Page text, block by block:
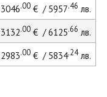
3046.00€ / 5957.46 лв.
3132.00€ / 6125.66 лв.
2983.00€ / 5834.24лв.